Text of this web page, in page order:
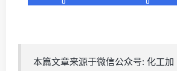
本篇文章来源于微信公众号: 化工加